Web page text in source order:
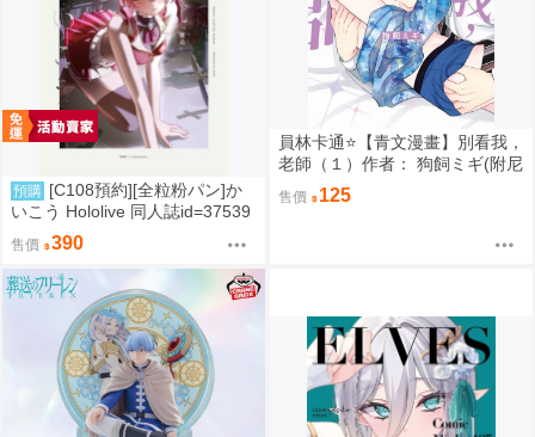
預購 [C108預約][全粒粉パン]か
いこう Hololive 同人誌id=37539
89
售價 390
員林卡通⭐️【青文漫畫】別看我，
老師（１）作者： 狗飼ミギ(附尼
采書套)
售價 125